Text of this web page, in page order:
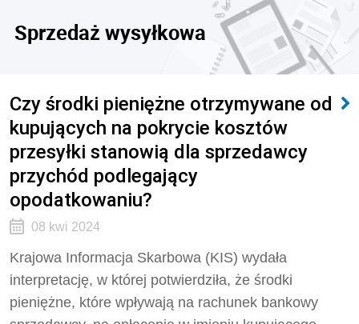
Sprzedaż wysyłkowa
Czy środki pieniężne otrzymywane od
kupujących na pokrycie kosztów
przesyłki stanowią dla sprzedawcy
przychód podlegający
opodatkowaniu?
08 kwi 2024
Krajowa Informacja Skarbowa (KIS) wydała
interpretację, w której potwierdziła, że środki
pieniężne, które wpływają na rachunek bankowy